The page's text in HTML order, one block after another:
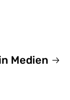
Medien